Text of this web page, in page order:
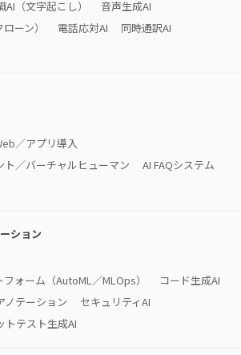
AI（文字起こし）
音声生成AI
ーン）
電話応対AI
同時通訳AI
／アプリ導入
ト／バーチャルヒューマン
AI FAQシステム
ション
ォーム（AutoML／MLOps）
コード生成AI
ノテーション
セキュリティAI
トテスト生成AI